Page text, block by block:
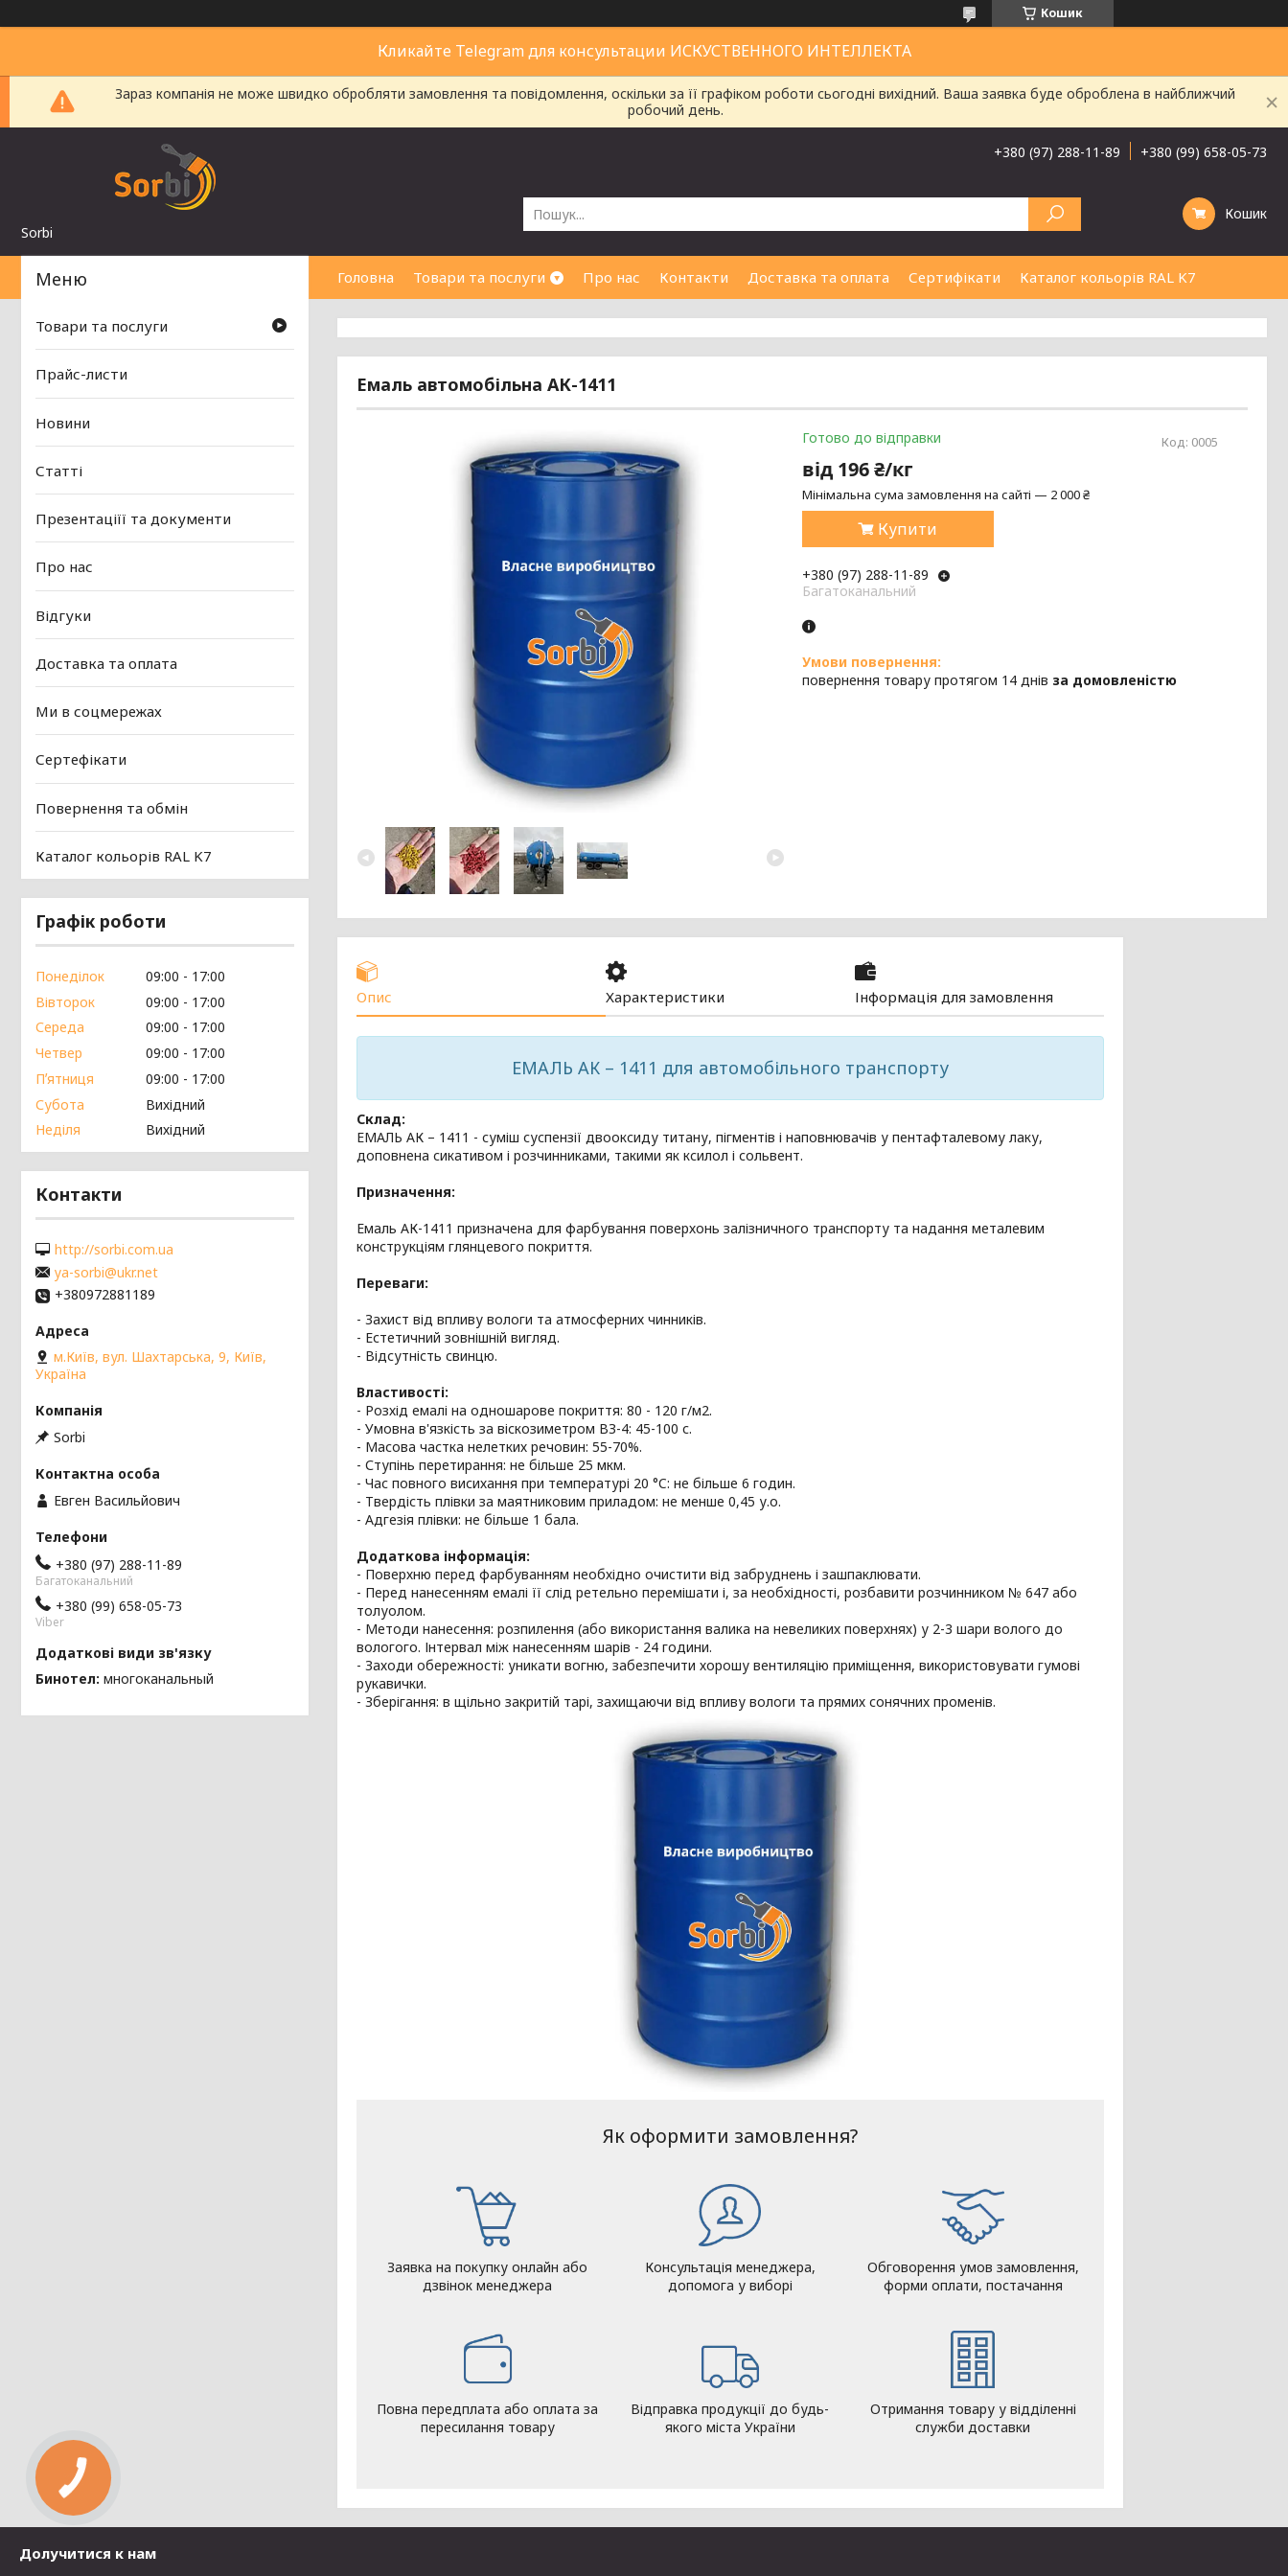
Кошик
Кликайте Telegram для консультации ИСКУСТВЕННОГО ИНТЕЛЛЕКТА
Зараз компанія не може швидко обробляти замовлення та повідомлення, оскільки за її графіком роботи сьогодні вихідний. Ваша заявка буде оброблена в найближчий
робочий день.
Sorbi
+380 (97) 288-11-89 +380 (99) 658-05-73
Кошик
Головна Товари та послуги Про нас Контакти Доставка та оплата Сертифікати Каталог кольорів RAL K7
Емаль автомобільна АК-1411
Готово до відправки Код: 0005
від 196 ₴/кг
Мінімальна сума замовлення на сайті — 2 000 ₴
Купити
+380 (97) 288-11-89
Багатоканальний
повернення товару протягом 14 днів за домовленістю
Опис Характеристики Інформація для замовлення
ЕМАЛЬ АК – 1411 для автомобільного транспорту
Склад:
ЕМАЛЬ АК – 1411 - суміш суспензії двооксиду титану, пігментів і наповнювачів у пентафталевому лаку,
доповнена сикативом і розчинниками, такими як ксилол і сольвент.
Призначення:
Емаль АК-1411 призначена для фарбування поверхонь залізничного транспорту та надання металевим
конструкціям глянцевого покриття.
Переваги:
- Захист від впливу вологи та атмосферних чинників.
- Естетичний зовнішній вигляд.
- Відсутність свинцю.
Властивості:
- Розхід емалі на одношарове покриття: 80 - 120 г/м2.
- Умовна в'язкість за віскозиметром ВЗ-4: 45-100 с.
- Масова частка нелетких речовин: 55-70%.
- Ступінь перетирання: не більше 25 мкм.
- Час повного висихання при температурі 20 °C: не більше 6 годин.
- Твердість плівки за маятниковим приладом: не менше 0,45 у.о.
- Адгезія плівки: не більше 1 бала.
Додаткова інформація:
- Поверхню перед фарбуванням необхідно очистити від забруднень і зашпаклювати.
- Перед нанесенням емалі її слід ретельно перемішати і, за необхідності, розбавити розчинником № 647 або
толуолом.
- Методи нанесення: розпилення (або використання валика на невеликих поверхнях) у 2-3 шари волого до
вологого. Інтервал між нанесенням шарів - 24 години.
- Заходи обережності: уникати вогню, забезпечити хорошу вентиляцію приміщення, використовувати гумові
рукавички.
- Зберігання: в щільно закритій тарі, захищаючи від впливу вологи та прямих сонячних променів.
Як оформити замовлення?
Заявка на покупку онлайн або
дзвінок менеджера
Консультація менеджера,
допомога у виборі
Обговорення умов замовлення,
форми оплати, постачання
Повна передплата або оплата за
пересилання товару
Відправка продукції до будь-
якого міста України
Отримання товару у відділенні
служби доставки
Товари та послуги
Прайс-листи
Новини
Статті
Презентаціїї та документи
Про нас
Відгуки
Доставка та оплата
Ми в соцмережах
Сертефікати
Повернення та обмін
Каталог кольорів RAL K7
Графік роботи
Понеділок 09:00
17:00
Вівторок
09:00
17:00
Середа
09:00
17:00
Четвер
09:00
17:00
Пʼятниця
09:00
17:00
Субота
Вихідний
Неділя
Вихідний
Контакти
http://sorbi.com.ua
ya-sorbi@ukr.net
+380972881189
м.Київ, вул. Шахтарська, 9, Київ,
Україна
Sorbi
Евген Васильйович
+380 (97) 288-11-89
Багатоканальний
+380 (99) 658-05-73
Viber
Бинотел многоканальный
Долучитися к нам